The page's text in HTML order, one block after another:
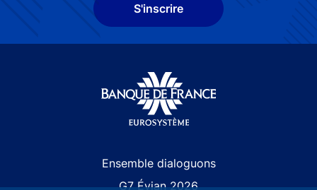
S'inscrire
Ensemble dialoguons
G7 Évian 2026